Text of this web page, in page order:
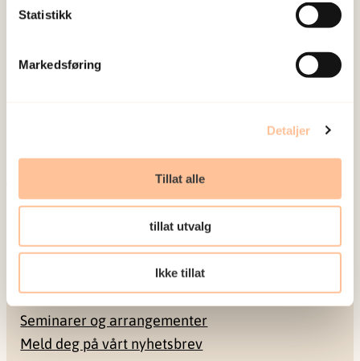
Statistikk
Markedsføring
Detaljer
Tillat alle
tillat utvalg
Ikke tillat
NKVTS utvikler og sprer kunnskap og kompetanse
om vold og traumatisk stress. Formålet er å bidra
sosiale konsekvensene som vold og traumatisk
Om oss
Ledige stillinger
Prosjekter
Seminarer og arrangementer
Meld deg på vårt nyhetsbrev